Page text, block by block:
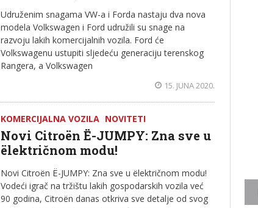
Udruženim snagama VW-a i Forda nastaju dva nova
modela Volkswagen i Ford udružili su snage na
razvoju lakih komercijalnih vozila. Ford će
Volkswagenu ustupiti sljedeću generaciju terenskog
Rangera, a Volkswagen
15. JUNA 2020.
KOMERCIJALNA VOZILA NOVITETI
Novi Citroën Ë-JUMPY: Zna sve u
ëlektričnom modu!
Novi Citroën Ë-JUMPY: Zna sve u ëlektričnom modu!
Vodeći igrač na tržištu lakih gospodarskih vozila već
90 godina, Citroën danas otkriva sve detalje od svog